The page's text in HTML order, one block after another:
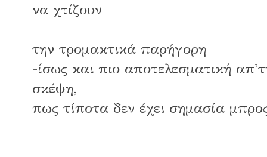
να χτίζουν
την τρομακτικά παρήγορη
-ίσως και πιο αποτελεσματική
σκέψη,
πως τίποτα δεν έχει σημασία